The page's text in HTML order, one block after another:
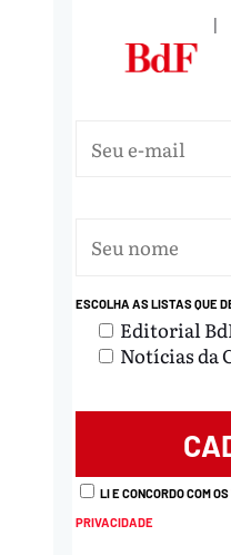
|
ESCOLHA AS LISTAS QUE
Editorial
Notícias da
LI E CONCORDO COM OS
PRIVACIDADE